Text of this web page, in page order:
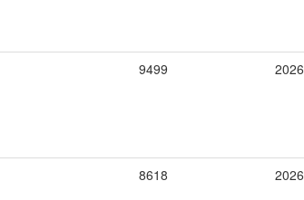
9499 2026
8618 2026